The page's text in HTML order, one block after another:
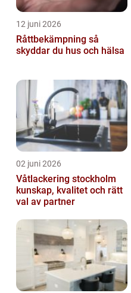
12 juni 2026
Råttbekämpning så
skyddar du hus och hälsa
02 juni 2026
Våtlackering stockholm
kunskap, kvalitet och rätt
val av partner